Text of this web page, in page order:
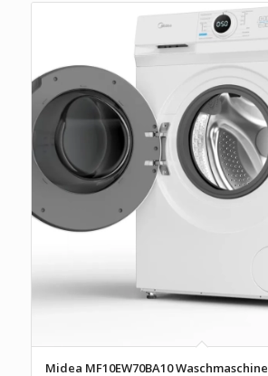
Midea MF10EW70BA10 Waschmaschine